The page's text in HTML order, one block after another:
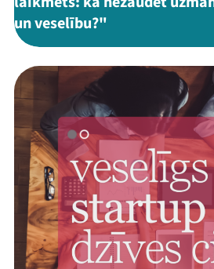
un veselību?"